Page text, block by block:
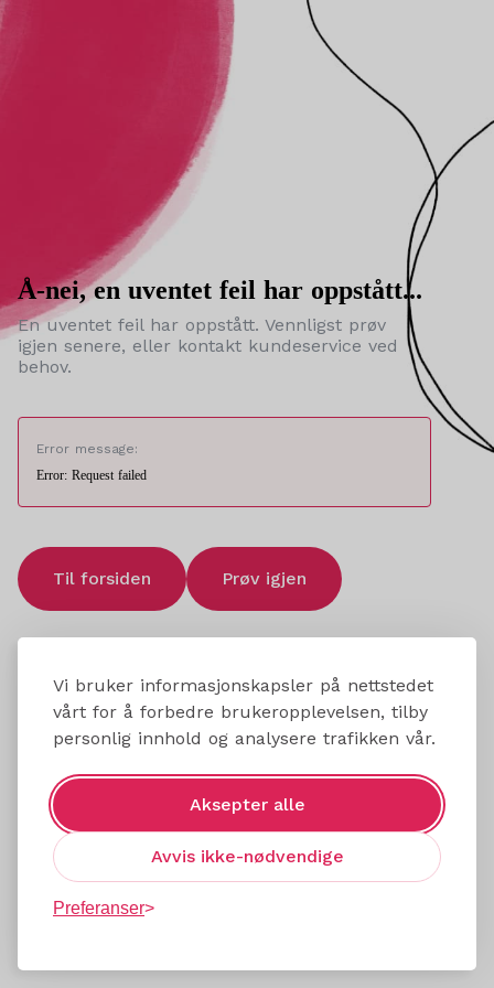
Vi bruker informasjonskapsler på nettstedet
vårt for å forbedre brukeropplevelsen, tilby
personlig innhold og analysere trafikken vår.
Aksepter alle
Avvis ikke-nødvendige
Preferanser
Å-nei, en uventet feil har oppstått...
En uventet feil har oppstått. Vennligst prøv
igjen senere, eller kontakt kundeservice ved
behov.
Error message:
Error: Request failed
Til forsiden Prøv igjen